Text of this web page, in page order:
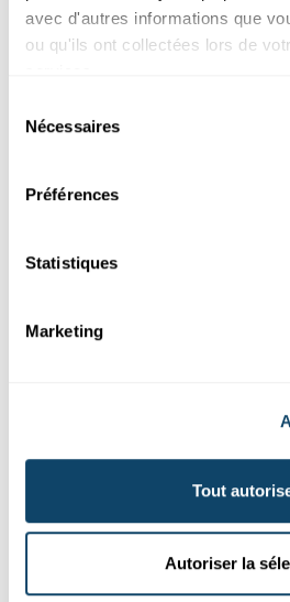
avec d'autres informations que
ou qu'ils ont collectées lors de
Nécessaires
Préférences
Statistiques
Marketing
Tout
Autoriser la
FNR
RÄTSEL AUS DEM ALLDAG